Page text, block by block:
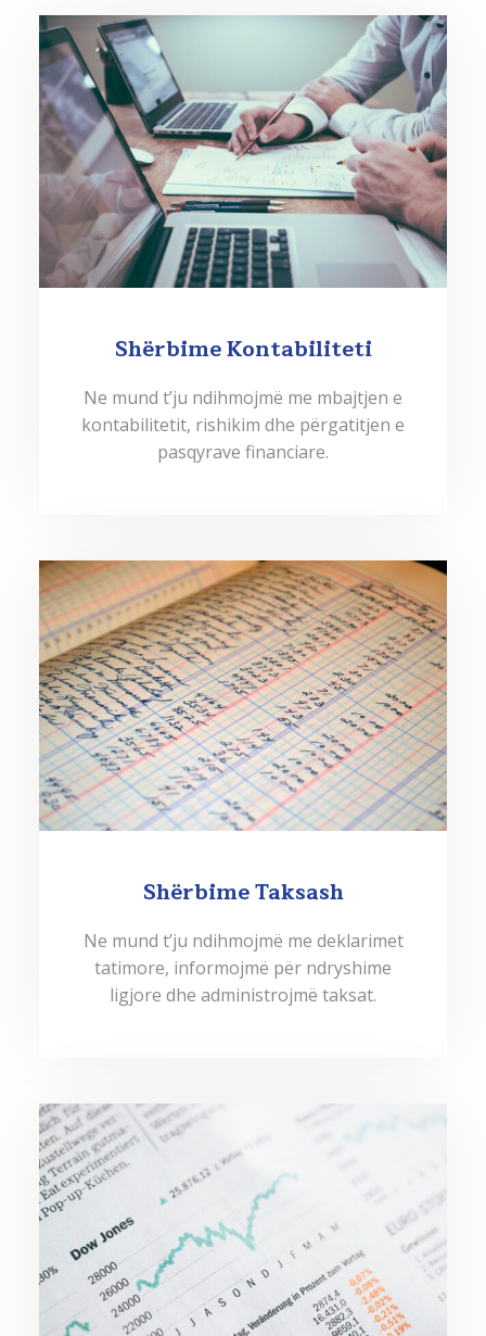
Shërbime Kontabiliteti
Ne mund t’ju ndihmojmë me mbajtjen e
kontabilitetit, rishikim dhe përgatitjen e
pasqyrave financiare.
Shërbime Taksash
Ne mund t’ju ndihmojmë me deklarimet
tatimore, informojmë për ndryshime
ligjore dhe administrojmë taksat.